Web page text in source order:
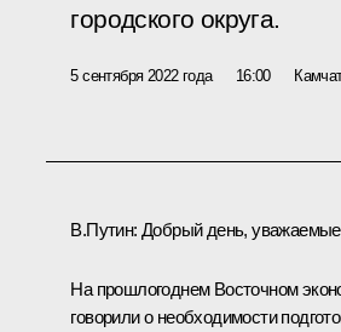
городского округа.
5 сентября 2022 года 16:00
В.Путин: Добрый день, уважаемые
На прошлогоднем Восточном
говорили о необходимости